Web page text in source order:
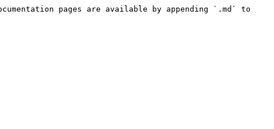
pages are available by appending `.md` to